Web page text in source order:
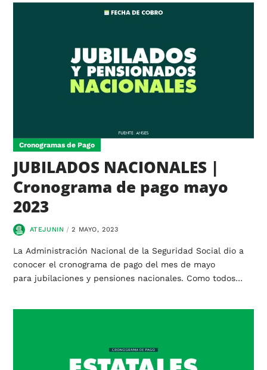
Cronogramas de Pago
JUBILADOS NACIONALES |
Cronograma de pago mayo
2023
ATEJUNIN 2 MAYO, 2023
La Administración Nacional de la Seguridad Social dio a
conocer el cronograma de pago del mes de mayo
para jubilaciones y pensiones nacionales. Como todos…